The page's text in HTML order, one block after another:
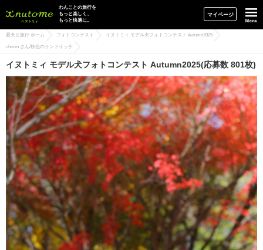
イヌトミィ
わんことの旅行を
もっと楽しく、
もっと快適に。
マイページ
愛犬と旅行 ホーム フォトコンテスト イヌトミィ モデル犬フォトコンテスト Autumn2025
chririn さん/秋色のサンドイッチ
イヌトミィ モデル犬フォトコンテスト Autumn2025(応募数 801枚)